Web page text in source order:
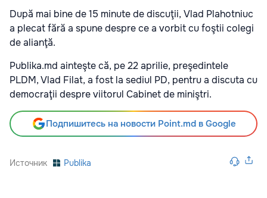
După mai bine de 15 minute de discuţii, Vlad Plahotniuc
a plecat fără a spune despre ce a vorbit cu foştii colegi
de alianţă.
Publika.md ainteşte că, pe 22 aprilie, preşedintele
PLDM, Vlad Filat, a fost la sediul PD, pentru a discuta cu
democraţii despre viitorul Cabinet de miniştri.
Подпишитесь на новости Point.md в Google
Источник Publika